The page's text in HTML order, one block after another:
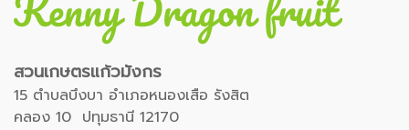
สวนเกษตรแก้วมังกร
15 ตำบลบึงบา อำเภอหนองเสือ รังสิต
คลอง 10 ปทุมธานี 12170